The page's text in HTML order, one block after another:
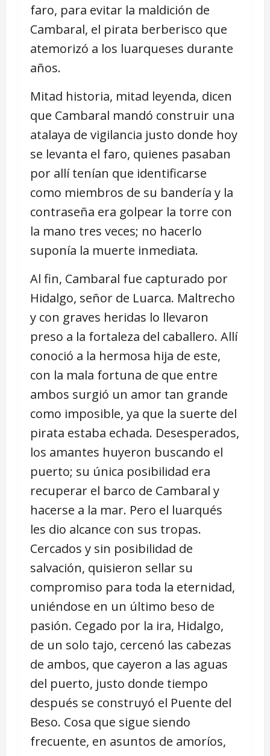
faro, para evitar la maldición de
Cambaral, el pirata berberisco que
atemorizó a los luarqueses durante
años.
Mitad historia, mitad leyenda, dicen
que Cambaral mandó construir una
atalaya de vigilancia justo donde hoy
se levanta el faro, quienes pasaban
por allí tenían que identificarse
como miembros de su bandería y la
contraseña era golpear la torre con
la mano tres veces; no hacerlo
suponía la muerte inmediata.
Al fin, Cambaral fue capturado por
Hidalgo, señor de Luarca. Maltrecho
y con graves heridas lo llevaron
preso a la fortaleza del caballero. Allí
conoció a la hermosa hija de este,
con la mala fortuna de que entre
ambos surgió un amor tan grande
como imposible, ya que la suerte del
pirata estaba echada. Desesperados,
los amantes huyeron buscando el
puerto; su única posibilidad era
recuperar el barco de Cambaral y
hacerse a la mar. Pero el luarqués
les dio alcance con sus tropas.
Cercados y sin posibilidad de
salvación, quisieron sellar su
compromiso para toda la eternidad,
uniéndose en un último beso de
pasión. Cegado por la ira, Hidalgo,
de un solo tajo, cercenó las cabezas
de ambos, que cayeron a las aguas
del puerto, justo donde tiempo
después se construyó el Puente del
Beso. Cosa que sigue siendo
frecuente, en asuntos de amoríos,